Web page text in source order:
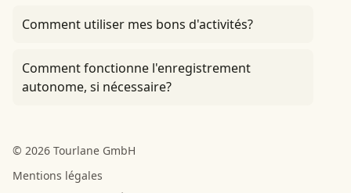
Comment utiliser mes bons d'activités?
Comment fonctionne l'enregistrement
autonome, si nécessaire?
© 2026 Tourlane GmbH
Mentions légales